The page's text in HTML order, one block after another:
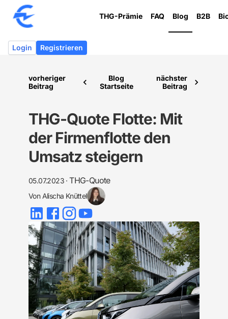
THG-Prämie FAQ Blog B2B
Login Registrieren
vorheriger
Beitrag
Blog
Startseite
nächster
Beitrag
THG-Quote Flotte: Mit
der Firmenflotte den
Umsatz steigern
05.07.2023 ·THG-Quote
Von Alischa Knüttel